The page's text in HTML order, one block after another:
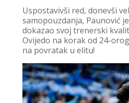
Uspostavivši red, donevši
samopouzdanja, Paunović
dokazao svoj trenerski
Ovijedo na korak od 24-
na povratak u elitu!